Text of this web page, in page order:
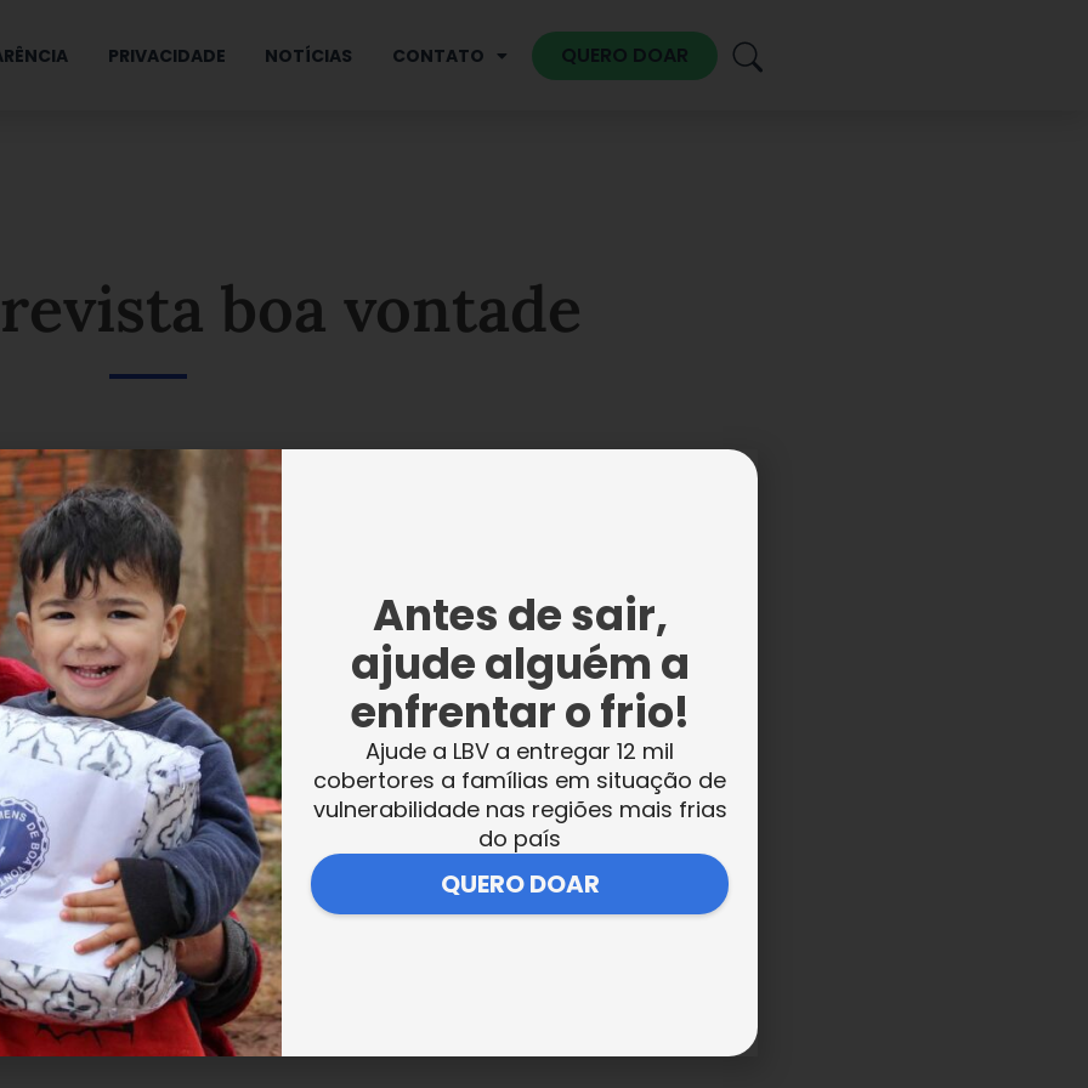
PRIVACIDADE NOTÍCIAS CONTATO QUERO DOAR
boa vontade
VER MAIS NOTÍCIAS
Antes de sair,
ajude alguém a
enfrentar o frio!
Ajude a LBV a entregar 12 mil
cobertores a famílias em situação de
vulnerabilidade nas regiões mais frias
do país
QUERO DOAR